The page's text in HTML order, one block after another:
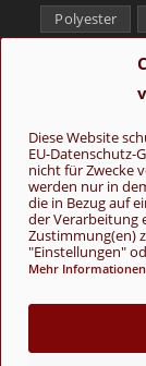
Diese Website
EU-Datenschutz-
nicht für Zwecke
werden nur in
die in Bezug auf
der Verarbeitung
Zustimmung(en)
"Einstellungen"
Mehr
Polyester
Folge uns
©